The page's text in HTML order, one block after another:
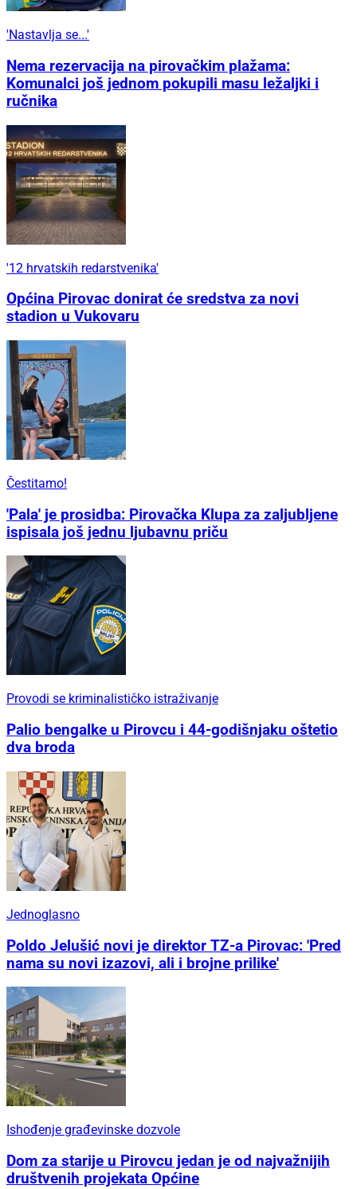
'Nastavlja se...'
Nema rezervacija na pirovačkim plažama:
Komunalci još jednom pokupili masu ležaljki i
ručnika
'12 hrvatskih redarstvenika'
Općina Pirovac donirat će sredstva za novi
stadion u Vukovaru
Čestitamo!
'Pala' je prosidba: Pirovačka Klupa za zaljubljene
ispisala još jednu ljubavnu priču
Provodi se kriminalističko istraživanje
Palio bengalke u Pirovcu i 44-godišnjaku oštetio
dva broda
Jednoglasno
Poldo Jelušić novi je direktor TZ-a Pirovac: 'Pred
nama su novi izazovi, ali i brojne prilike'
Ishođenje građevinske dozvole
Dom za starije u Pirovcu jedan je od najvažnijih
društvenih projekata Općine